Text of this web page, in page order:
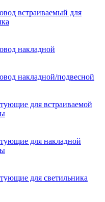
встраиваемый для
накладной
накладной/подвесной
для встраиваемой
для накладной
для светильника